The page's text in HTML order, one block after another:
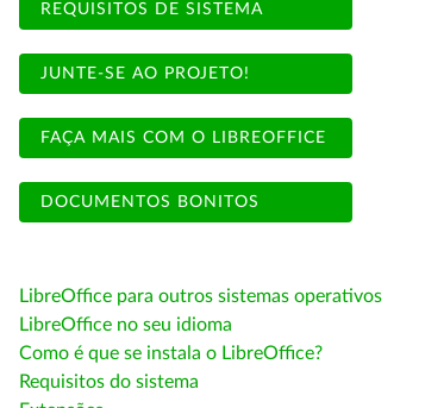
REQUISITOS DE SISTEMA
JUNTE-SE AO PROJETO!
FAÇA MAIS COM O LIBREOFFICE
DOCUMENTOS BONITOS
LibreOffice para outros sistemas operativos
LibreOffice no seu idioma
Como é que se instala o LibreOffice?
Requisitos do sistema